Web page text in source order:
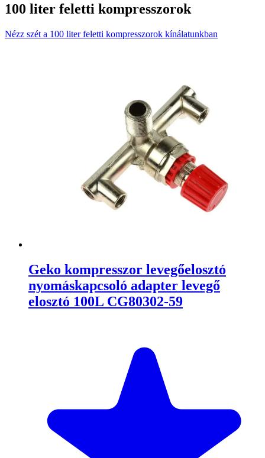
100 liter feletti kompresszorok
Nézz szét a 100 liter feletti kompresszorok kínálatunkban
Geko kompresszor levegőelosztó
nyomáskapcsoló adapter levegő
elosztó 100L CG80302-59